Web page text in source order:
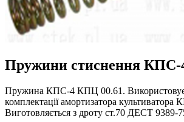
Пружини стиснення КПС-
Пружина КПС-4 КПЦ 00.61.
комплектації амортизатора культиватора
Виготовляється з дроту ст.70 ДЕСТ 9389-